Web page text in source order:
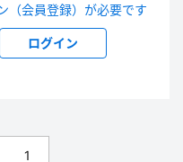
（会員登録）が必要です
ログイン